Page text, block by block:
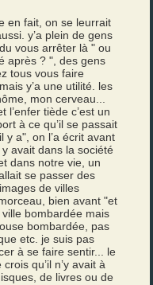
en fait, on se leurrait
y’a plein de gens
vous arrêter là " ou
après ? ", des gens
tous vous faire
y’a une utilité. les
mon cerveau...
l’enfer tiède c’est un
à ce qu’il se passait
y a", on l’a écrit avant
y avait dans la société
dans notre vie, un
se passer des
de villes
bien avant "et
bombardée mais
bombardée, pas
etc. je suis pas
à se faire sentir... le
qu’il n’y avait à
de livres ou de